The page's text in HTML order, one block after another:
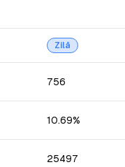
Zilā
756
10.69%
25497